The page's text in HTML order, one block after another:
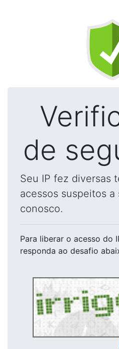
de
Seu IP fez diversas
acessos suspeitos
conosco.
Para liberar o acesso do
responda ao desafio